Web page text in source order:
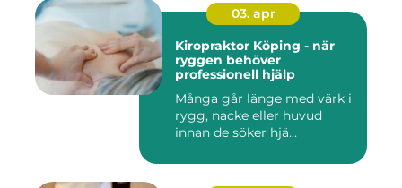
03. apr
Kiropraktor Köping - när
ryggen behöver
professionell hjälp
Många går länge med värk i
rygg, nacke eller huvud
innan de söker hjä...